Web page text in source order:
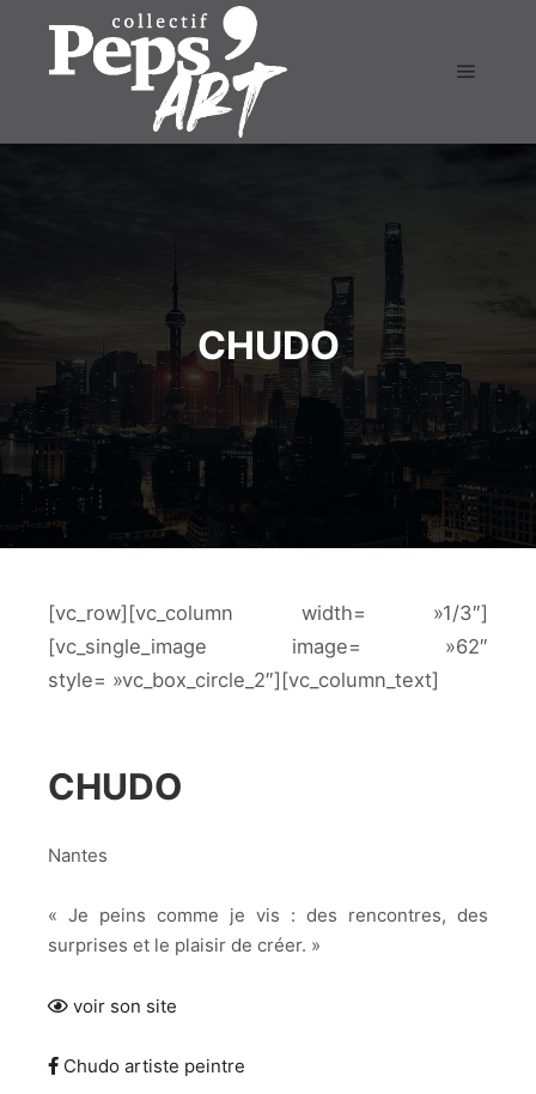
CHUDO
[vc_row][vc_column width= »1/3″]
[vc_single_image image= »62″
style= »vc_box_circle_2″][vc_column_text]
CHUDO
Nantes
« Je peins comme je vis : des rencontres, des
surprises et le plaisir de créer. »
voir son site
Chudo artiste peintre